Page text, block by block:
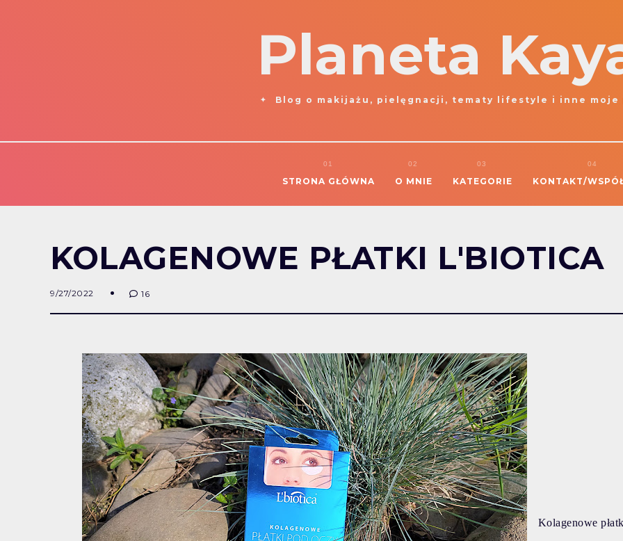
Planeta
Blog o makijażu, pielęgnacji, tematy lifestyle i inne moje
STRONA GŁÓWNA O MNIE KATEGORIE KONTAKT/
KOLAGENOWE PŁATKI L'BIOTICA
9/27/2022 16
Kolagenowe